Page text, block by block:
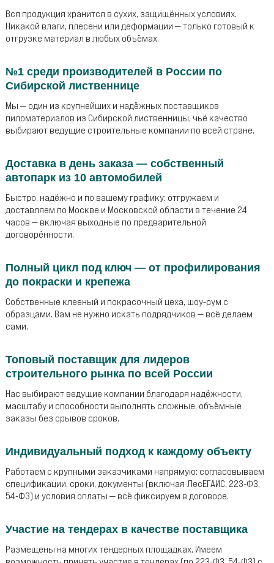
Вся продукция хранится в сухих, защищённых условиях.
Никакой влаги, плесени или деформации — только готовый к
отгрузке материал в любых объёмах.
№1 среди производителей в России по
Сибирской лиственнице
Мы — один из крупнейших и надёжных поставщиков
пиломатериалов из Сибирской лиственницы, чьё качество
выбирают ведущие строительные компании по всей стране.
Доставка в день заказа — собственный
автопарк из 10 автомобилей
Быстро, надёжно и по вашему графику: отгружаем и
доставляем по Москве и Московской области в течение 24
часов — включая выходные по предварительной
договорённости.
Полный цикл под ключ — от профилирования
до покраски и крепежа
Собственные клееный и покрасочный цеха, шоу-рум с
образцами. Вам не нужно искать подрядчиков — всё делаем
сами.
Топовый поставщик для лидеров
строительного рынка по всей России
Нас выбирают ведущие компании благодаря надёжности,
масштабу и способности выполнять сложные, объёмные
заказы без срывов сроков.
Индивидуальный подход к каждому объекту
Работаем с крупными заказчиками напрямую: согласовываем
спецификации, сроки, документы (включая ЛесЕГАИС, 223-ФЗ,
54-ФЗ) и условия оплаты — всё фиксируем в договоре.
Участие на тендерах в качестве поставщика
Размещены на многих тендерных площадках. Имеем